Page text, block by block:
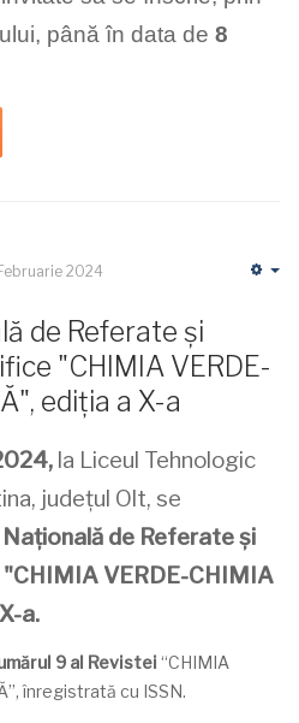
până în data de 8
2024
de Referate şi
"CHIMIA VERDE-
ediţia a X-a
la Liceul Tehnologic
judeţul Olt, se
de Referate şi
"CHIMIA VERDE-CHIMIA
a.
9 al Revistei “CHIMIA
înregistrată cu ISSN.